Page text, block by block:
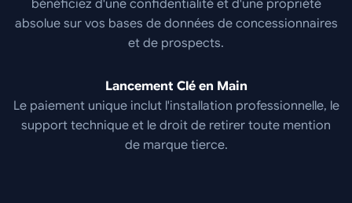
bénéficiez d'une confidentialité et d'une propriété
absolue sur vos bases de données de concessionnaires
et de prospects.
Lancement Clé en Main
Le paiement unique inclut l'installation professionnelle, le
support technique et le droit de retirer toute mention
de marque tierce.